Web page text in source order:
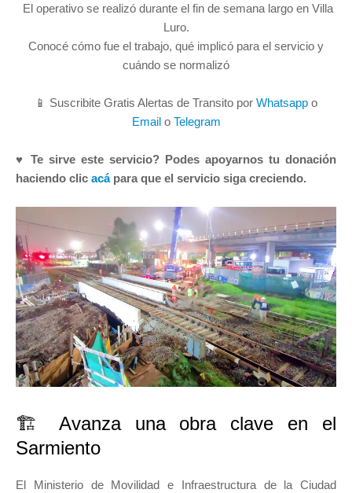
El operativo se realizó durante el fin de semana largo en Villa
Luro.
Conocé cómo fue el trabajo, qué implicó para el servicio y
cuándo se normalizó
📱 Suscribite Gratis Alertas de Transito por Whatsapp o
Emailo Telegram
♥ Te sirve este servicio? Podes apoyarnos tu donación
haciendo clic acápara que el servicio siga creciendo.
🏗️ Avanza una obra clave en el
Sarmiento
El Ministerio de Movilidad e Infraestructura de la Ciudad